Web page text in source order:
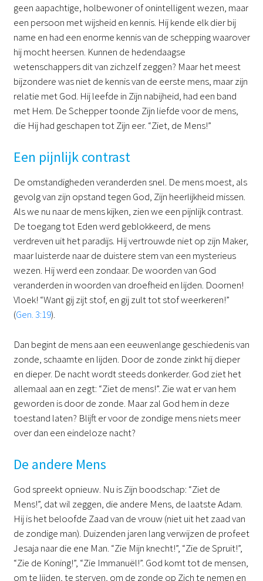
geen aapachtige, holbewoner of onintelligent wezen, maar
een persoon met wijsheid en kennis. Hij kende elk dier bij
name en had een enorme kennis van de schepping waarover
hij mocht heersen. Kunnen de hedendaagse
wetenschappers dit van zichzelf zeggen? Maar het meest
bijzondere was niet de kennis van de eerste mens, maar zijn
relatie met God. Hij leefde in Zijn nabijheid, had een band
met Hem. De Schepper toonde Zijn liefde voor de mens,
die Hij had geschapen tot Zijn eer. “Ziet, de Mens!”
Een pijnlijk contrast
De omstandigheden veranderden snel. De mens moest, als
gevolg van zijn opstand tegen God, Zijn heerlijkheid missen.
Als we nu naar de mens kijken, zien we een pijnlijk contrast.
De toegang tot Eden werd geblokkeerd, de mens
verdreven uit het paradijs. Hij vertrouwde niet op zijn Maker,
maar luisterde naar de duistere stem van een mysterieus
wezen. Hij werd een zondaar. De woorden van God
veranderden in woorden van droefheid en lijden. Doornen!
Vloek! “Want gij zijt stof, en gij zult tot stof weerkeren!”
(Gen. 3:19).
Dan begint de mens aan een eeuwenlange geschiedenis van
zonde, schaamte en lijden. Door de zonde zinkt hij dieper
en dieper. De nacht wordt steeds donkerder. God ziet het
allemaal aan en zegt: “Ziet de mens!”. Zie wat er van hem
geworden is door de zonde. Maar zal God hem in deze
toestand laten? Blijft er voor de zondige mens niets meer
over dan een eindeloze nacht?
De andere Mens
God spreekt opnieuw. Nu is Zijn boodschap: “Ziet de
Mens!”, dat wil zeggen, die andere Mens, de laatste Adam.
Hij is het beloofde Zaad van de vrouw (niet uit het zaad van
de zondige man). Duizenden jaren lang verwijzen de profeet
Jesaja naar die ene Man. “Zie Mijn knecht!”, “Zie de Spruit!”,
“Zie de Koning!”, “Zie Immanuël!”. God komt tot de mensen,
om te lijden, te sterven, om de zonde op Zich te nemen en